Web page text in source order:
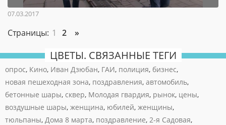
07.03.2017
Страницы: 1 2 »
ЦВЕТЫ. СВЯЗАННЫЕ ТЕГИ
опрос, Кино, Иван Дзюбан, ГАИ, полиция, бизнес,
новая пешеходная зона, поздравления, автомобиль,
бетонные шары, сквер, Молодая гвардия, рынок, цены,
воздушные шары, женщина, юбилей, женщины,
тюльпаны, Дома 8 марта, поздравление, 2-я Садовая,